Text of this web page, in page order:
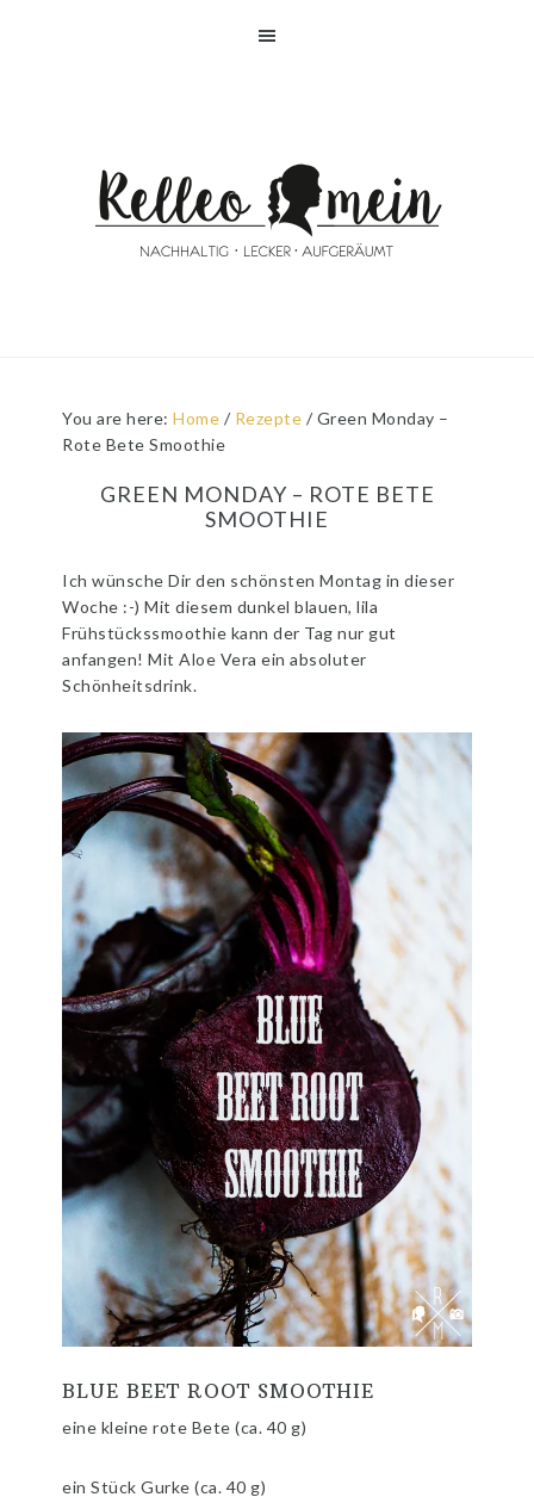
You are here:Home / Rezepte / Green Monday –
Rote Bete Smoothie
GREEN MONDAY – ROTE BETE
SMOOTHIE
Ich wünsche Dir den schönsten Montag in dieser
Woche :-) Mit diesem dunkel blauen, lila
Frühstückssmoothie kann der Tag nur gut
anfangen! Mit Aloe Vera ein absoluter
Schönheitsdrink.
BLUE BEET ROOT SMOOTHIE
eine kleine rote Bete (ca. 40 g)
ein Stück Gurke (ca. 40 g)